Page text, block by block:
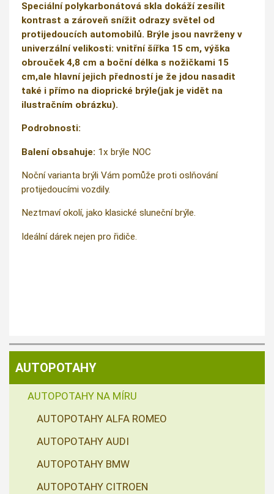
Speciální polykarbonátová skla dokáží zesílit
kontrast a zároveň snížit odrazy světel od
protijedoucích automobilů. Brýle jsou navrženy v
univerzální velikosti: vnitřní šířka 15 cm, výška
obrouček 4,8 cm a boční délka s nožičkami 15
cm,ale hlavní jejich předností je že jdou nasadit
také i přímo na dioprické brýle(jak je vidět na
ilustračním obrázku).
Podrobnosti:
Balení obsahuje: 1x brýle NOC
Noční varianta brýli Vám pomůže proti oslňování
protijedoucími vozdily.
Neztmaví okolí, jako klasické sluneční brýle.
Ideální dárek nejen pro řidiče.
AUTOPOTAHY
AUTOPOTAHY NA MÍRU
AUTOPOTAHY ALFA ROMEO
AUTOPOTAHY AUDI
AUTOPOTAHY BMW
AUTOPOTAHY CITROEN